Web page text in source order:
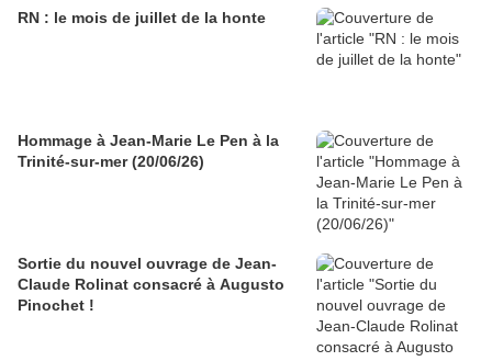
RN : le mois de juillet de la honte
Hommage à Jean-Marie Le Pen à la
Trinité-sur-mer (20/06/26)
Sortie du nouvel ouvrage de Jean-
Claude Rolinat consacré à Augusto
Pinochet !